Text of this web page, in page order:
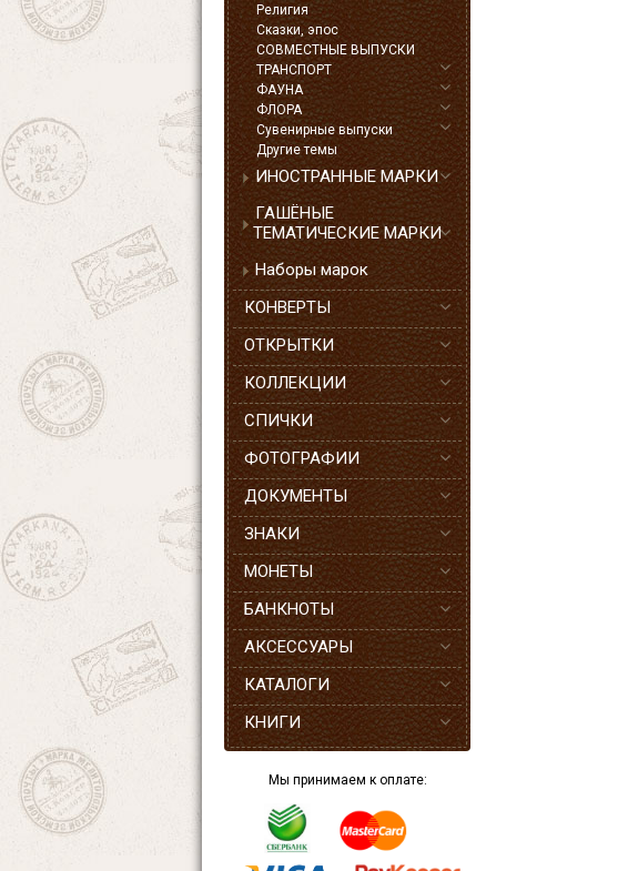
Религия
Сказки, эпос
СОВМЕСТНЫЕ ВЫПУСКИ
ТРАНСПОРТ
ФАУНА
ФЛОРА
Сувенирные выпуски
Другие темы
ИНОСТРАННЫЕ МАРКИ
ГАШЁНЫЕ
ТЕМАТИЧЕСКИЕ МАРКИ
Наборы марок
КОНВЕРТЫ
ОТКРЫТКИ
КОЛЛЕКЦИИ
СПИЧКИ
ФОТОГРАФИИ
ДОКУМЕНТЫ
ЗНАКИ
МОНЕТЫ
БАНКНОТЫ
АКСЕССУАРЫ
КАТАЛОГИ
КНИГИ
Мы принимаем к оплате: